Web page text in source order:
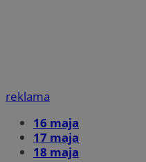
reklama
16 maja
17 maja
18 maja